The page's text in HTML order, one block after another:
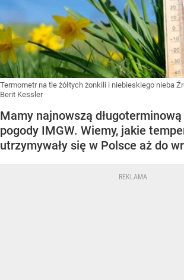
Termometr na tle żółtych żonkili i niebieskiego nieba
Berit Kessler
Mamy najnowszą
pogody IMGW. Wiemy, jakie
utrzymywały się w Polsce aż do